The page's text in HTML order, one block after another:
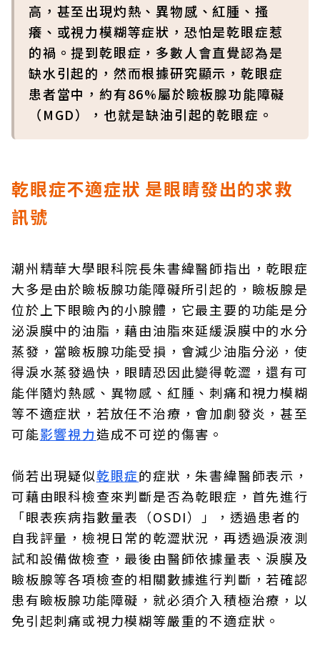
高，甚至出現灼熱、異物感、紅腫、搔
癢、或視力模糊等症狀，恐怕是乾眼症惹
的禍。提到乾眼症，多數人會直覺認為是
缺水引起的，然而根據研究顯示，乾眼症
患者當中，約有86%屬於瞼板腺功能障礙
（MGD），也就是缺油引起的乾眼症。
乾眼症不適症狀 是眼睛發出的求救
訊號
潮州精華大學眼科院長朱書緯醫師指出，乾眼症
大多是由於瞼板腺功能障礙所引起的，瞼板腺是
位於上下眼瞼內的小腺體，它最主要的功能是分
泌淚膜中的油脂，藉由油脂來延緩淚膜中的水分
蒸發，當瞼板腺功能受損，會減少油脂分泌，使
得淚水蒸發過快，眼睛恐因此變得乾澀，還有可
能伴隨灼熱感、異物感、紅腫、刺痛和視力模糊
等不適症狀，若放任不治療，會加劇發炎，甚至
可能影響視力造成不可逆的傷害。
倘若出現疑似乾眼症的症狀，朱書緯醫師表示，
可藉由眼科檢查來判斷是否為乾眼症，首先進行
「眼表疾病指數量表（OSDI）」，透過患者的
自我評量，檢視日常的乾澀狀況，再透過淚液測
試和設備做檢查，最後由醫師依據量表、淚膜及
瞼板腺等各項檢查的相關數據進行判斷，若確認
患有瞼板腺功能障礙，就必須介入積極治療，以
免引起刺痛或視力模糊等嚴重的不適症狀。